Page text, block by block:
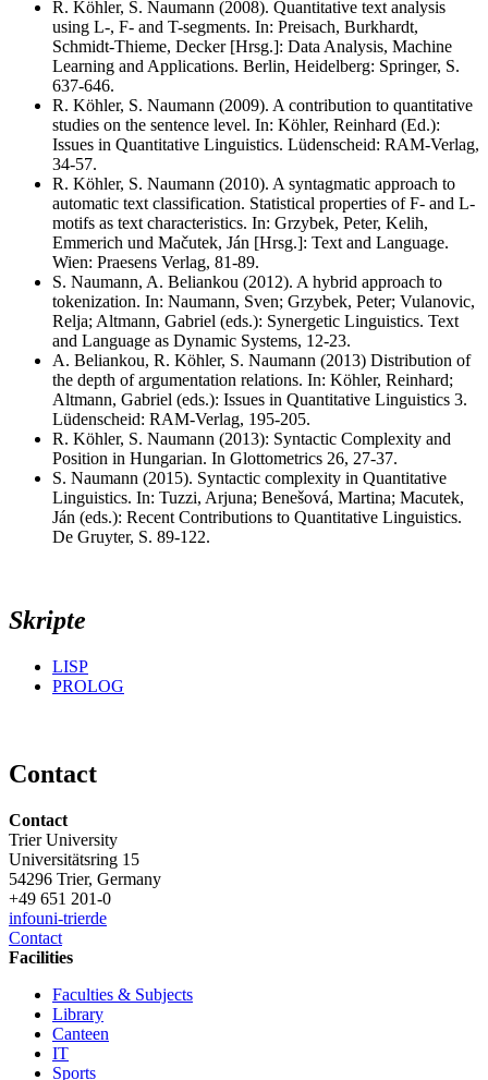
R. Köhler, S. Naumann (2008). Quantitative text analysis
using L-, F- and T-segments. In: Preisach, Burkhardt,
Schmidt-Thieme, Decker [Hrsg.]: Data Analysis, Machine
Learning and Applications. Berlin, Heidelberg: Springer, S.
637-646.
R. Köhler, S. Naumann (2009). A contribution to quantitative
studies on the sentence level. In: Köhler, Reinhard (Ed.):
Issues in Quantitative Linguistics. Lüdenscheid: RAM-Verlag,
34-57.
R. Köhler, S. Naumann (2010). A syntagmatic approach to
automatic text classification. Statistical properties of F- and L-
motifs as text characteristics. In: Grzybek, Peter, Kelih,
Emmerich und Mačutek, Ján [Hrsg.]: Text and Language.
Wien: Praesens Verlag, 81-89.
S. Naumann, A. Beliankou (2012). A hybrid approach to
tokenization. In: Naumann, Sven; Grzybek, Peter; Vulanovic,
Relja; Altmann, Gabriel (eds.): Synergetic Linguistics. Text
and Language as Dynamic Systems, 12-23.
A. Beliankou, R. Köhler, S. Naumann (2013) Distribution of
the depth of argumentation relations. In: Köhler, Reinhard;
Altmann, Gabriel (eds.): Issues in Quantitative Linguistics 3.
Lüdenscheid: RAM-Verlag, 195-205.
R. Köhler, S. Naumann (2013): Syntactic Complexity and
Position in Hungarian. In Glottometrics 26, 27-37.
S. Naumann (2015). Syntactic complexity in Quantitative
Linguistics. In: Tuzzi, Arjuna; Benešová, Martina; Macutek,
Ján (eds.): Recent Contributions to Quantitative Linguistics.
De Gruyter, S. 89-122.
Skripte
LISP
PROLOG
Contact
Contact
Trier University
Universitätsring 15
54296 Trier, Germany
+49 651 201-0
infouni-trierde
Contact
Facilities
Faculties & Subjects
Library
Canteen
IT
Sports